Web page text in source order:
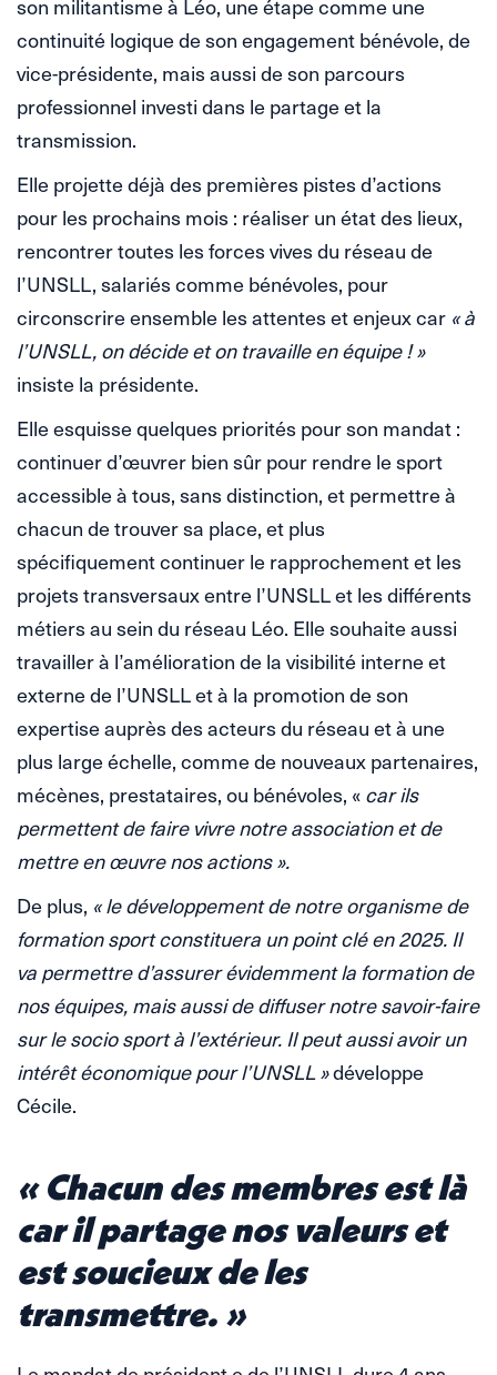
continuité logique de son engagement bénévole, de
vice-présidente, mais aussi de son parcours
professionnel investi dans le partage et la
transmission.
Elle projette déjà des premières pistes d’actions
pour les prochains mois : réaliser un état des lieux,
rencontrer toutes les forces vives du réseau de
l’UNSLL, salariés comme bénévoles, pour
circonscrire ensemble les attentes et enjeux car « à
l’UNSLL, on décide et on travaille en équipe ! »
insiste la présidente.
Elle esquisse quelques priorités pour son mandat :
continuer d’œuvrer bien sûr pour rendre le sport
accessible à tous, sans distinction, et permettre à
chacun de trouver sa place, et plus
spécifiquement continuer le rapprochement et les
projets transversaux entre l’UNSLL et les différents
métiers au sein du réseau Léo. Elle souhaite aussi
travailler à l’amélioration de la visibilité interne et
externe de l’UNSLL et à la promotion de son
expertise auprès des acteurs du réseau et à une
plus large échelle, comme de nouveaux partenaires,
mécènes, prestataires, ou bénévoles, «car ils
permettent de faire vivre notre association et de
mettre en œuvre nos actions ».
De plus, « le développement de notre organisme de
formation sport constituera un point clé en 2025. Il
va permettre d’assurer évidemment la formation de
nos équipes, mais aussi de diffuser notre savoir-faire
sur le socio sport à l’extérieur. Il peut aussi avoir un
intérêt économique pour l’UNSLL »développe
Cécile.
« Chacun des membres est là
car il partage nos valeurs et
est soucieux de les
transmettre. »